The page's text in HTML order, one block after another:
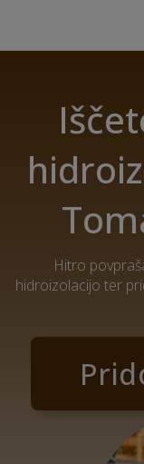
Hitro
hidroizolacijo ter